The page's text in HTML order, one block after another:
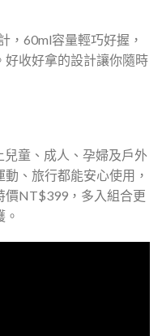
，60ml容量輕巧好握，
收好拿的設計讓你隨時
童、成人、孕婦及戶外
、旅行都能安心使用，
價NT$399，多入組合更